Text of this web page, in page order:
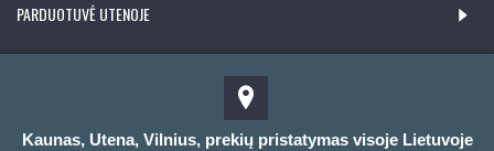
PARDUOTUVĖ UTENOJE
Kaunas, Utena, Vilnius, prekių pristatymas visoje Lietuvoje